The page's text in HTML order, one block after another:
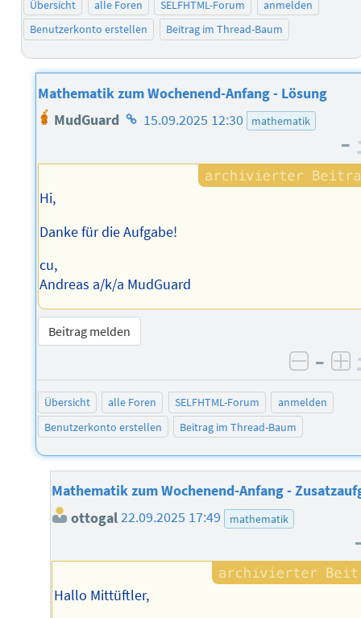
Übersicht alle Foren SELFHTML-Forum
anmelden
Benutzerkonto erstellen
Beitrag im Thread-Baum
Mathematik zum Wochenend-Anfang - Lösung
MudGuard Homepage
Autors
15.09.2025 12:30 mathematik
–
Hi,
Danke für die Aufgabe!
cu,
Andreas a/k/a MudGuard
Beitrag melden
–
Übersicht alle Foren SELFHTML-Forum
anmelden
Benutzerkonto erstellen
Beitrag im Thread-Baum
Mathematik zum Wochenend-Anfang -
ottogal22.09.2025 17:49 mathematik
Hallo Mittüftler,